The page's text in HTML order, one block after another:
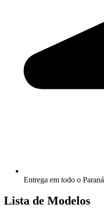
Entrega em todo o Paraná
Lista de Modelos